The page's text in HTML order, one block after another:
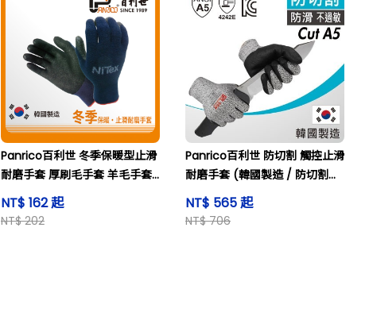
Panrico百利世 冬季保暖型止滑
耐磨手套 厚刷毛手套 羊毛手套
防寒手套
NT$ 162 起
NT$ 202
Panrico百利世 防切割 觸控止滑
耐磨手套 (韓國製造 / 防切割手
套 / 觸控手套) CUT A5
NT$ 565 起
NT$ 706